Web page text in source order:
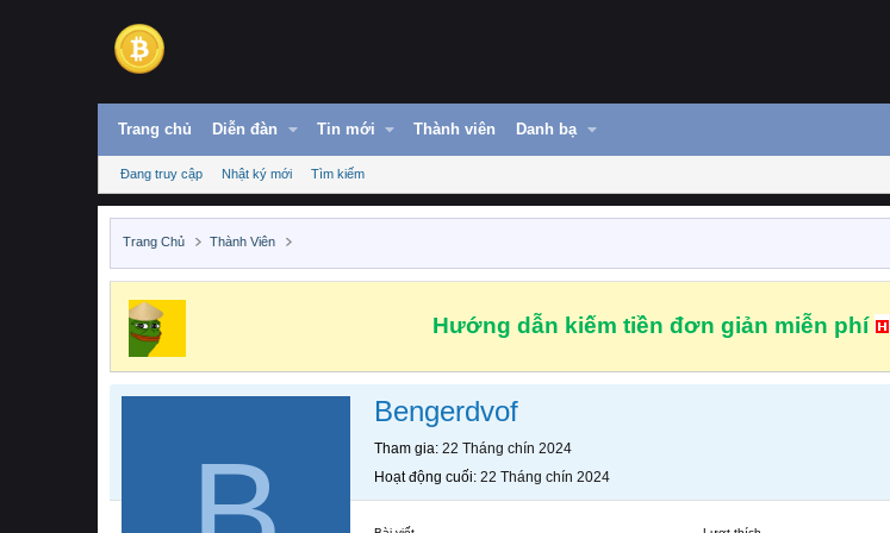
Trang chủ Diễn đàn Tin mới Thành viên Danh bạ
Đang truy cập Nhật ký mới Tìm kiếm
Trang Chủ Thành Viên
Hướng dẫn kiếm tiền đơn giản miễn phí
Bengerdvof
Tham gia 22 Tháng chín 2024
Hoạt động cuối 22 Tháng chín 2024